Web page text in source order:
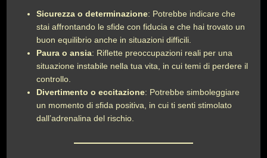
Sicurezza o determinazione: Potrebbe indicare che
stai affrontando le sfide con fiducia e che hai trovato un
buon equilibrio anche in situazioni difficili.
Paura o ansia: Riflette preoccupazioni reali per una
situazione instabile nella tua vita, in cui temi di perdere il
controllo.
Divertimento o eccitazione: Potrebbe simboleggiare
un momento di sfida positiva, in cui ti senti stimolato
dall’adrenalina del rischio.